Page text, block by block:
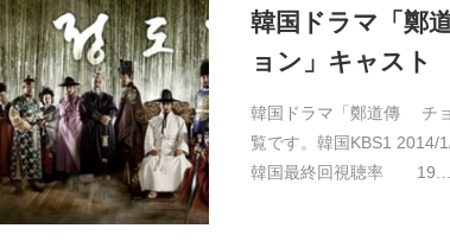
韓国ドラマ「鄭
ョン」キャスト
韓国ドラマ「鄭道傳 チ
覧です。韓国KBS1
韓国最終回視聴率 19.…